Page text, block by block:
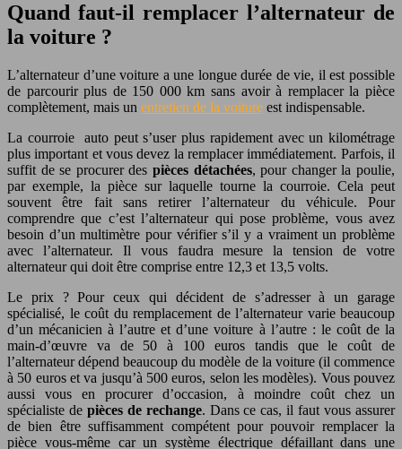
Quand faut-il remplacer l’alternateur de
la voiture ?
L’alternateur d’une voiture a une longue durée de vie, il est possible
de parcourir plus de 150 000 km sans avoir à remplacer la pièce
complètement, mais un entretien de la voiture est indispensable.
La courroie auto peut s’user plus rapidement avec un kilométrage
plus important et vous devez la remplacer immédiatement. Parfois, il
suffit de se procurer des pièces détachées, pour changer la poulie,
par exemple, la pièce sur laquelle tourne la courroie. Cela peut
souvent être fait sans retirer l’alternateur du véhicule. Pour
comprendre que c’est l’alternateur qui pose problème, vous avez
besoin d’un multimètre pour vérifier s’il y a vraiment un problème
avec l’alternateur. Il vous faudra mesure la tension de votre
alternateur qui doit être comprise entre 12,3 et 13,5 volts.
Le prix ? Pour ceux qui décident de s’adresser à un garage
spécialisé, le coût du remplacement de l’alternateur varie beaucoup
d’un mécanicien à l’autre et d’une voiture à l’autre : le coût de la
main-d’œuvre va de 50 à 100 euros tandis que le coût de
l’alternateur dépend beaucoup du modèle de la voiture (il commence
à 50 euros et va jusqu’à 500 euros, selon les modèles). Vous pouvez
aussi vous en procurer d’occasion, à moindre coût chez un
spécialiste de pièces de rechange. Dans ce cas, il faut vous assurer
de bien être suffisamment compétent pour pouvoir remplacer la
pièce vous-même car un système électrique défaillant dans une